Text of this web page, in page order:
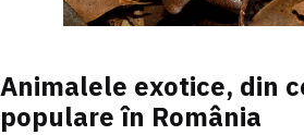
Animalele exotice, din
populare în România